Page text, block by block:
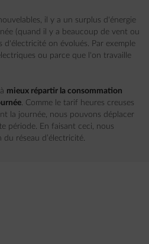
il y a un surplus d'énergie
(quand il y a beaucoup de vent ou
d'électricité on évolués. Par exemple
ou parce que l'on travaille
mieux répartir la consommation
. Comme le tarif heures creuses
la journée, nous pouvons déplacer
période. En faisant ceci, nous
réseau d’électricité.